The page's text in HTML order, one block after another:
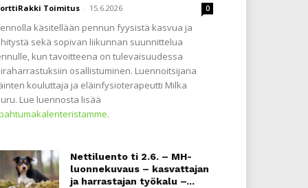
Toimitus - 15.6.2026 0
käsitellään pennun fyysistä kasvua ja
sekä sopivan liikunnan suunnittelua
kun tavoitteena on tulevaisuudessa
osallistuminen. Luennoitsijana
kouluttaja ja eläinfysioterapeutti Milka
Lue luennosta lisää
.
Nettiluento ti 2.6. – MH-
luonnekuvaus – kasvattajan
ja harrastajan työkalu –...